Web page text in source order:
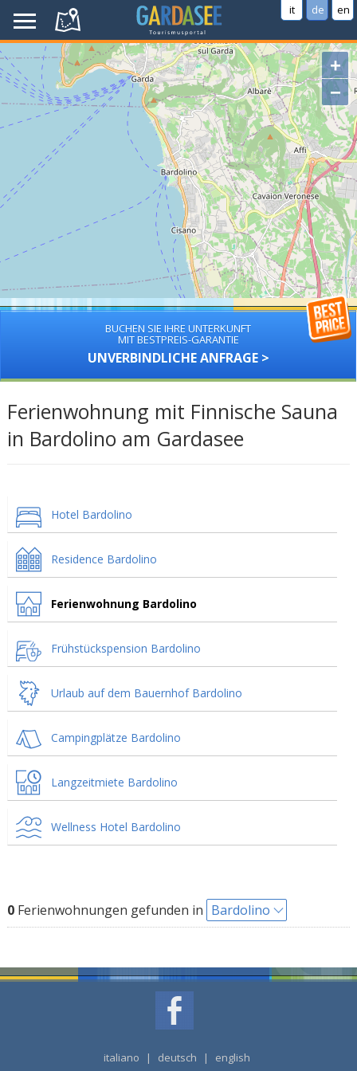
it de en
+
−
BUCHEN SIE IHRE UNTERKUNFT
MIT BESTPREIS-GARANTIE
UNVERBINDLICHE ANFRAGE >
Ferienwohnung mit Finnische Sauna
in Bardolino am Gardasee
Hotel Bardolino
Residence Bardolino
Ferienwohnung Bardolino
Frühstückspension Bardolino
Urlaub auf dem Bauernhof Bardolino
Campingplätze Bardolino
Langzeitmiete Bardolino
Wellness Hotel Bardolino
0Ferienwohnungen gefunden in Bardolino
italiano | deutsch | english